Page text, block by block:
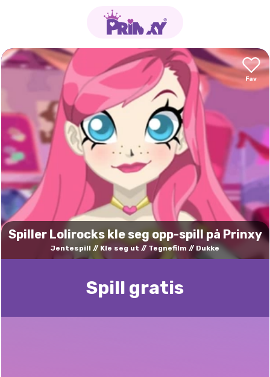
Spiller Lolirocks kle seg opp-spill på Prinxy
Jentespill Kle seg ut Tegnefilm Dukke
Spill gratis